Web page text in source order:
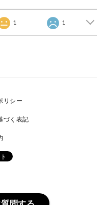
1 1
リシー
づく表記